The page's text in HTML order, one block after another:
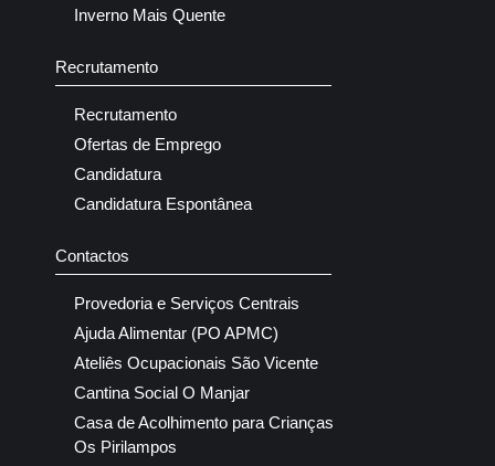
Inverno Mais Quente
Recrutamento
Recrutamento
Ofertas de Emprego
Candidatura
Candidatura Espontânea
Contactos
Provedoria e Serviços Centrais
Ajuda Alimentar (PO APMC)
Ateliês Ocupacionais São Vicente
Cantina Social O Manjar
Casa de Acolhimento para Crianças
Os Pirilampos